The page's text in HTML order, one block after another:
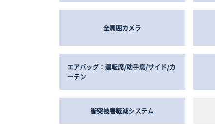
全周囲カメラ
エアバッグ：運転席/助手席/サイド/カ
ーテン
衝突被害軽減システム